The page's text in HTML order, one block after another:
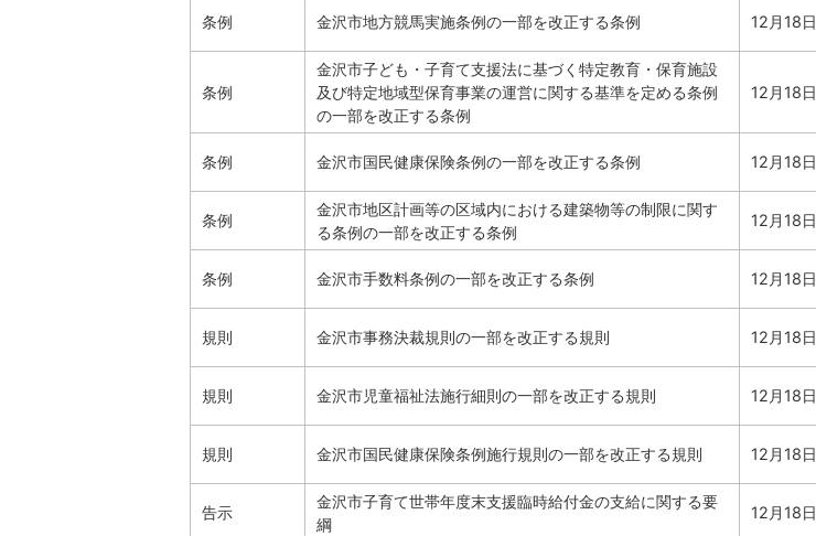
条例 金沢市地方競馬実施条例の一部を改正する条例 12月18日
条例
金沢市子ども・子育て支援法に基づく特定教育・保育施設
及び特定地域型保育事業の運営に関する基準を定める条例
の一部を改正する条例
12月18日
条例 金沢市国民健康保険条例の一部を改正する条例 12月18日
条例
金沢市地区計画等の区域内における建築物等の制限に関す
る条例の一部を改正する条例
12月18日
条例 金沢市手数料条例の一部を改正する条例 12月18日
規則 金沢市事務決裁規則の一部を改正する規則 12月18日
規則 金沢市児童福祉法施行細則の一部を改正する規則 12月18日
規則 金沢市国民健康保険条例施行規則の一部を改正する規則 12月18日
告示
金沢市子育て世帯年度末支援臨時給付金の支給に関する要
綱
12月18日